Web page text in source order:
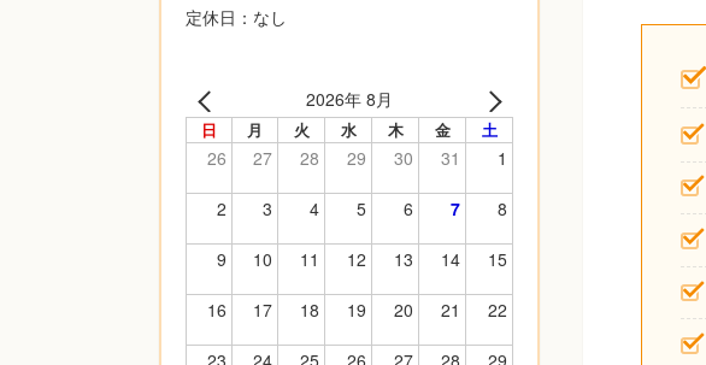
定休日：なし
2026年 8月
日 月 火 水 木 金 土
26 27 28 29 30 31 1
2 3 4 5 6 7 8
9 10 11 12 13 14 15
16 17 18 19 20 21 22
23 24 25 26 27 28 29